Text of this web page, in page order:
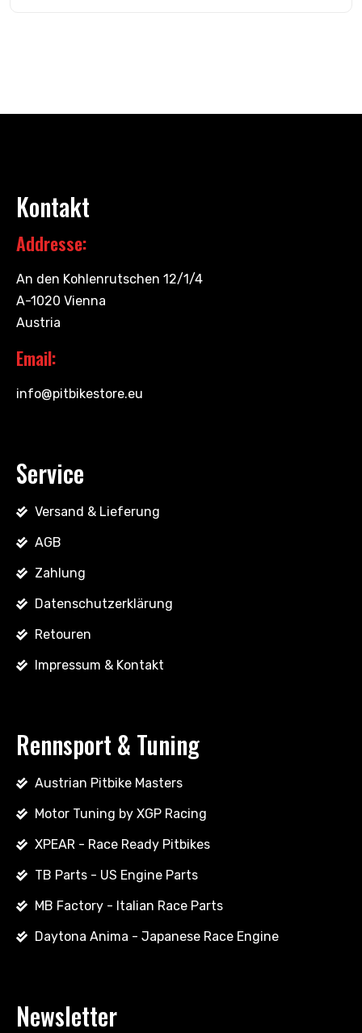
Kontakt
Addresse:
An den Kohlenrutschen 12/1/4
A-1020 Vienna
Austria
Email:
info@pitbikestore.eu
Service
Versand & Lieferung
AGB
Zahlung
Datenschutzerklärung
Retouren
Impressum & Kontakt
Rennsport & Tuning
Austrian Pitbike Masters
Motor Tuning by XGP Racing
XPEAR - Race Ready Pitbikes
TB Parts - US Engine Parts
MB Factory - Italian Race Parts
Daytona Anima - Japanese Race Engine
Newsletter